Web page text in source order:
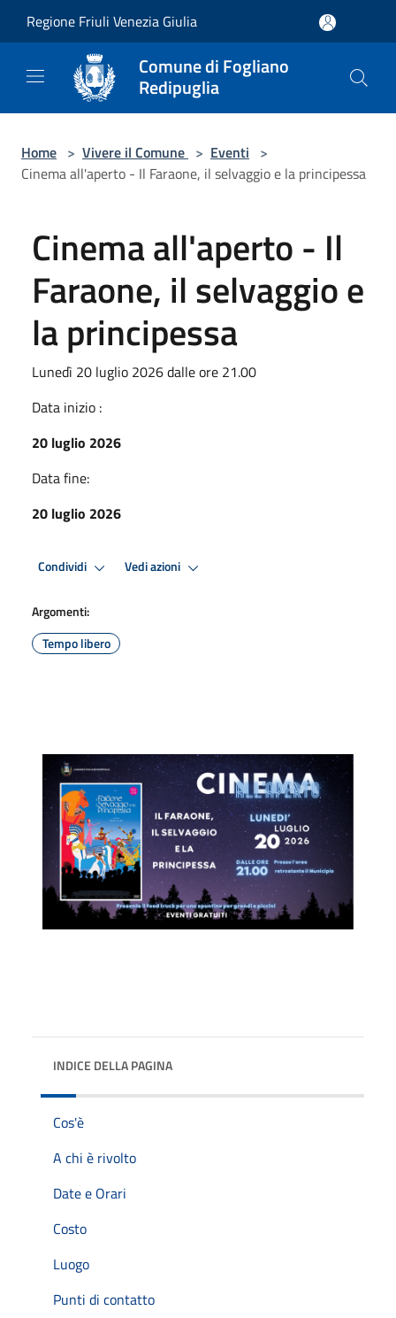
Regione Friuli Venezia Giulia
Comune di Fogliano
Redipuglia
Home > Vivere il Comune > Eventi >
Cinema all'aperto - Il Faraone, il selvaggio e la principessa
Cinema all'aperto - Il
Faraone, il selvaggio e
la principessa
Lunedì 20 luglio 2026 dalle ore 21.00
Data inizio :
20 luglio 2026
Data fine:
20 luglio 2026
Condividi Vedi azioni
Argomenti:
Tempo libero
INDICE DELLA PAGINA
Cos'è
A chi è rivolto
Date e Orari
Costo
Luogo
Punti di contatto